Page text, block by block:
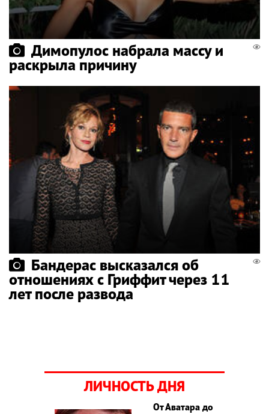
Димопулос набрала массу и
раскрыла причину
Бандерас высказался об
отношениях с Гриффит через 11
лет после развода
ЛИЧНОСТЬ ДНЯ
От Аватара до